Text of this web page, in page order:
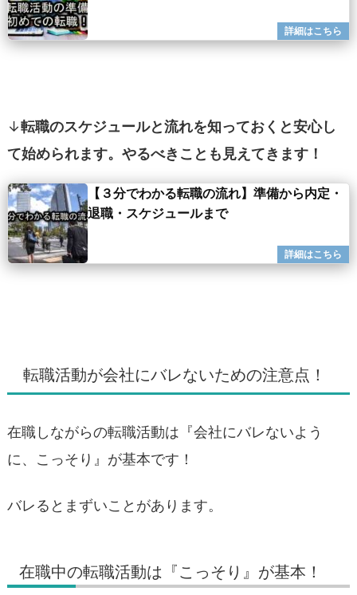
↓転職のスケジュールと流れを知っておくと安心し
て始められます。やるべきことも見えてきます！
【３分でわかる転職の流れ】準備から内定・
退職・スケジュールまで
転職活動が会社にバレないための注意点！
在職しながらの転職活動は『会社にバレないよう
に、こっそり』が基本です！
バレるとまずいことがあります。
在職中の転職活動は『こっそり』が基本！